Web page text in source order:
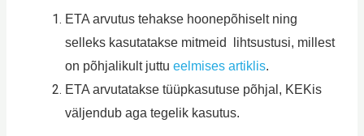
ETA arvutus tehakse hoonepõhiselt ning
selleks kasutatakse mitmeid lihtsustusi, millest
on põhjalikult juttueelmises artiklis.
ETA arvutatakse tüüpkasutuse põhjal, KEKis
väljendub aga tegelik kasutus.